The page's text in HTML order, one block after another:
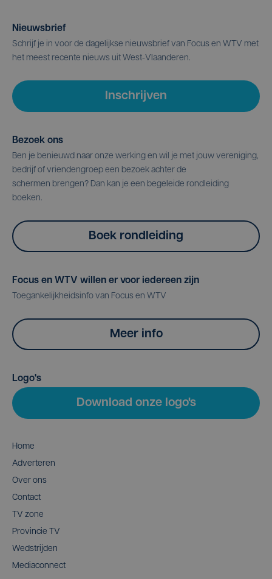
Nieuwsbrief
Schrijf je in voor de dagelijkse nieuwsbrief van Focus en WTV met
het meest recente nieuws uit West-Vlaanderen.
Inschrijven
Bezoek ons
Ben je benieuwd naar onze werking en wil je met jouw vereniging,
bedrijf of vriendengroep een bezoek achter de
schermen brengen? Dan kan je een begeleide rondleiding
boeken.
Boek rondleiding
Focus en WTV willen er voor iedereen zijn
Toegankelijkheidsinfo van Focus en WTV
Meer info
Logo's
Download onze logo's
Home
Adverteren
Over ons
Contact
TV zone
Provincie TV
Wedstrijden
Mediaconnect